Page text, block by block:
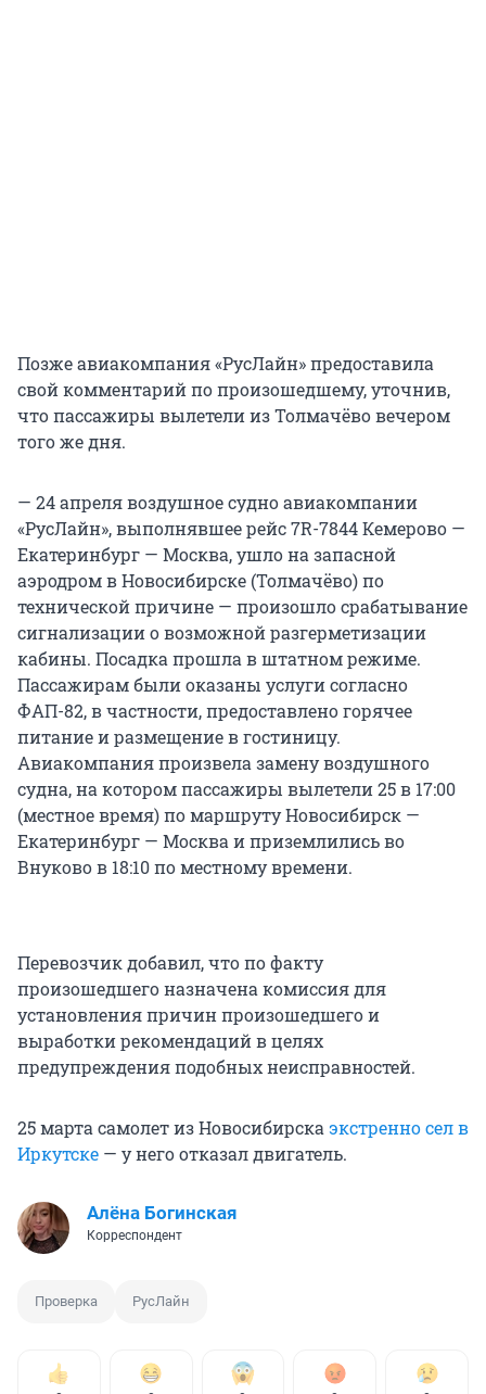
Позже авиакомпания «РусЛайн» предоставила
свой комментарий по произошедшему, уточнив,
что пассажиры вылетели из Толмачёво вечером
того же дня.
— 24 апреля воздушное судно авиакомпании
«РусЛайн», выполнявшее рейс 7R-7844 Кемерово —
Екатеринбург — Москва, ушло на запасной
аэродром в Новосибирске (Толмачёво) по
технической причине — произошло срабатывание
сигнализации о возможной разгерметизации
кабины. Посадка прошла в штатном режиме.
Пассажирам были оказаны услуги согласно
ФАП-82, в частности, предоставлено горячее
питание и размещение в гостиницу.
Авиакомпания произвела замену воздушного
судна, на котором пассажиры вылетели 25 в 17:00
(местное время) по маршруту Новосибирск —
Екатеринбург — Москва и приземлились во
Внуково в 18:10 по местному времени.
Перевозчик добавил, что по факту
произошедшего назначена комиссия для
установления причин произошедшего и
выработки рекомендаций в целях
предупреждения подобных неисправностей.
25 марта самолет из Новосибирскаэкстренно сел в
Иркутске — у него отказал двигатель.
Алёна Богинская
Корреспондент
Проверка РусЛайн